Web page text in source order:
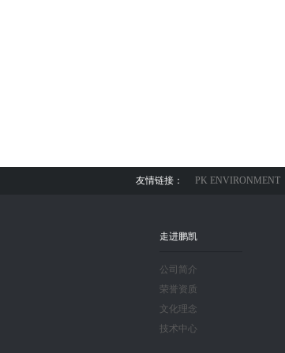
友情链接： PK ENVIRONMENT
走进鹏凯
公司简介
荣誉资质
文化理念
技术中心